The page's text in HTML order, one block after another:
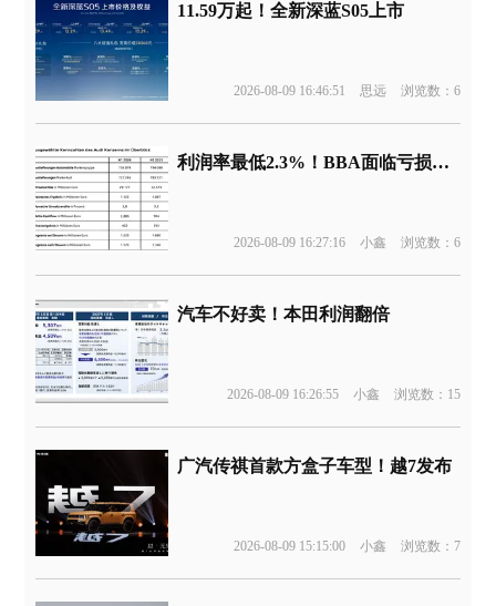
11.59万起！全新深蓝S05上市
2026-08-09 16:46:51 思远 浏览数：6
利润率最低2.3%！BBA面临亏损边缘
2026-08-09 16:27:16 小鑫 浏览数：6
汽车不好卖！本田利润翻倍
2026-08-09 16:26:55 小鑫 浏览数：15
广汽传祺首款方盒子车型！越7发布
2026-08-09 15:15:00 小鑫 浏览数：7